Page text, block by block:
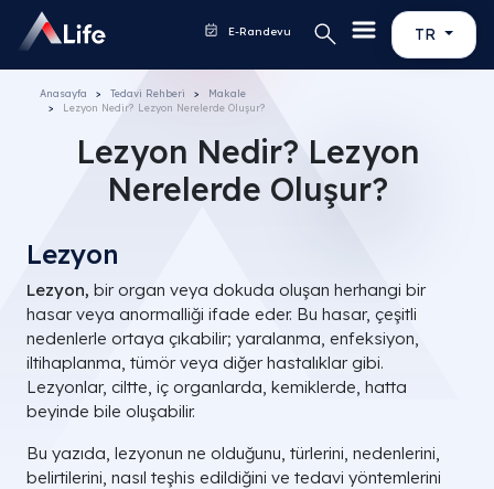
TR
E-Randevu
Anasayfa Tedavi Rehberi
Makale
Lezyon Nedir? Lezyon Nerelerde Oluşur?
Lezyon Nedir? Lezyon
Nerelerde Oluşur?
Lezyon
Lezyon, bir organ veya dokuda oluşan herhangi bir
hasar veya anormalliği ifade eder. Bu hasar, çeşitli
nedenlerle ortaya çıkabilir; yaralanma, enfeksiyon,
iltihaplanma, tümör veya diğer hastalıklar gibi.
Lezyonlar, ciltte, iç organlarda, kemiklerde, hatta
beyinde bile oluşabilir.
Bu yazıda, lezyonun ne olduğunu, türlerini, nedenlerini,
belirtilerini, nasıl teşhis edildiğini ve tedavi yöntemlerini